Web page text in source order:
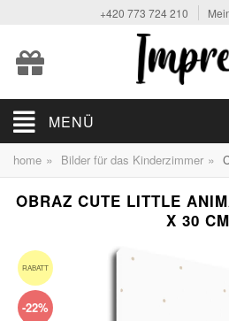
+420 773 724 210
MENÜ
home » Bilder für das Kinderzimmer »
OBRAZ CUTE LITTLE
X 30 CM
RABATT
-22%